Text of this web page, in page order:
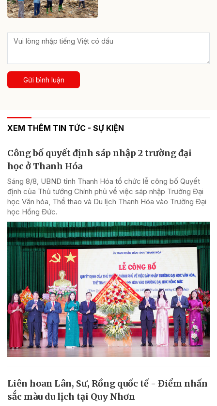
Gửi bình luận
XEM THÊM TIN TỨC - SỰ KIỆN
Công bố quyết định sáp nhập 2 trường đại
học ở Thanh Hóa
Sáng 8/8, UBND tỉnh Thanh Hóa tổ chức lễ công bố Quyết
định của Thủ tướng Chính phủ về việc sáp nhập Trường Đại
học Văn hóa, Thể thao và Du lịch Thanh Hóa vào Trường Đại
học Hồng Đức.
Liên hoan Lân, Sư, Rồng quốc tế - Điểm nhấn
sắc màu du lịch tại Quy Nhơn